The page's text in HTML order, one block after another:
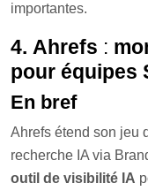
importantes.
4. Ahrefs :
pour équipes
En bref
Ahrefs étend son jeu
recherche IA via
outil de visibilité IA